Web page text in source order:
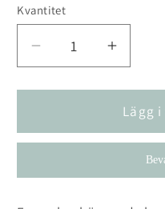
Kvantitet
Kvantitet
Minska
kvantitet
för
Korg
Öka
för
Korg
Lägg